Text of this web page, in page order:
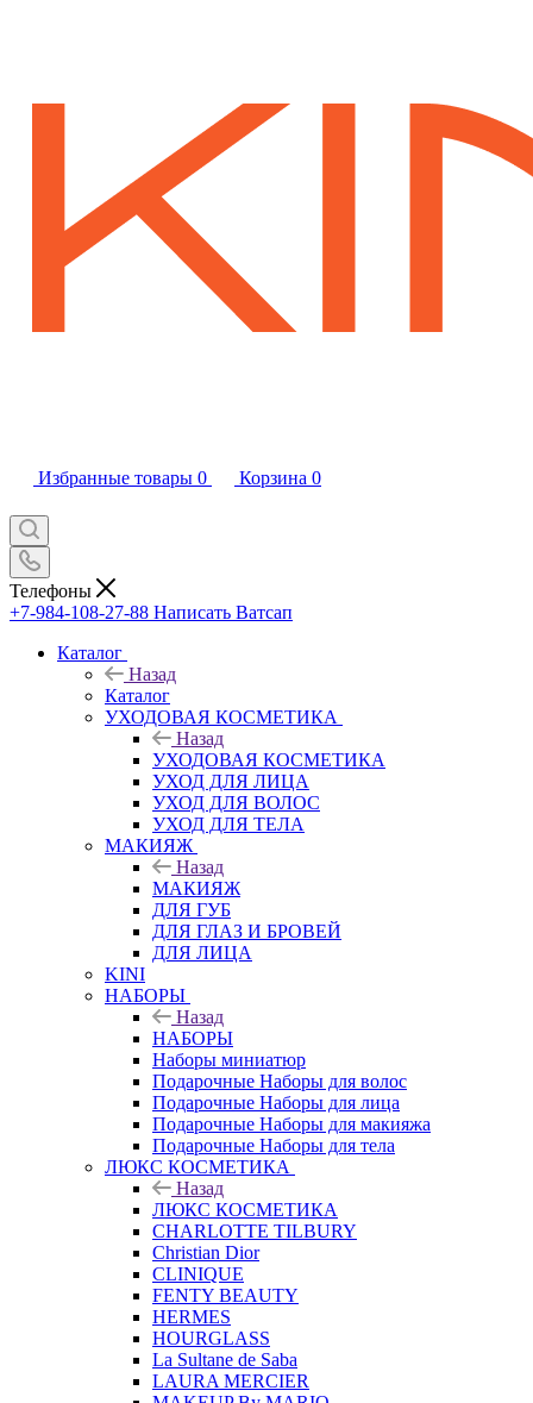
Избранные товары 0 Корзина 0
Телефоны
+7-984-108-27-88 Написать Ватсап
Каталог
Назад
Каталог
УХОДОВАЯ КОСМЕТИКА
Назад
УХОДОВАЯ КОСМЕТИКА
УХОД ДЛЯ ЛИЦА
УХОД ДЛЯ ВОЛОС
УХОД ДЛЯ ТЕЛА
МАКИЯЖ
Назад
МАКИЯЖ
ДЛЯ ГУБ
ДЛЯ ГЛАЗ И БРОВЕЙ
ДЛЯ ЛИЦА
KINI
НАБОРЫ
Назад
НАБОРЫ
Наборы миниатюр
Подарочные Наборы для волос
Подарочные Наборы для лица
Подарочные Наборы для макияжа
Подарочные Наборы для тела
ЛЮКС КОСМЕТИКА
Назад
ЛЮКС КОСМЕТИКА
CHARLOTTE TILBURY
Christian Dior
CLINIQUE
FENTY BEAUTY
HERMES
HOURGLASS
La Sultane de Saba
LAURA MERCIER